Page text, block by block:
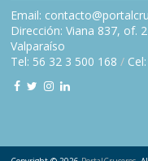
Email:
Dirección: Viana 837, of.
Valparaíso
Tel: 56 32 3 500 168 /